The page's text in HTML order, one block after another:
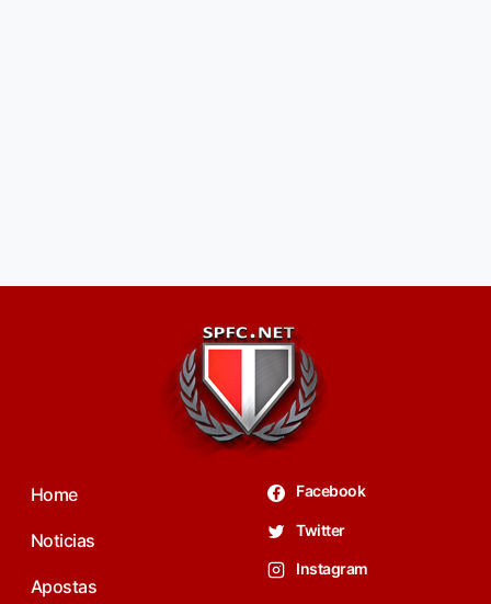
Home
Noticias
Apostas
Facebook
Twitter
Instagram